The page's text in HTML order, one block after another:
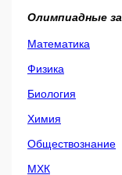
Олимпиадные
Математика
Физика
Биология
Химия
Обществознание
МХК